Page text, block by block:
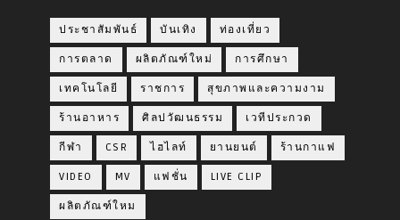
ประชาสัมพันธ์ บันเทิง ท่องเที่ยว
การตลาด ผลิตภัณฑ์ใหม่ การศึกษา
เทคโนโลยี ราชการ สุขภาพและความงาม
ร้านอาหาร ศิลปวัฒนธรรม เวทีประกวด
กีฬา CSR ไฮไลท์ ยานยนต์ ร้านกาแฟ
VIDEO MV แฟชั่น LIVE CLIP
ผลิตภัณฑ์ใหม